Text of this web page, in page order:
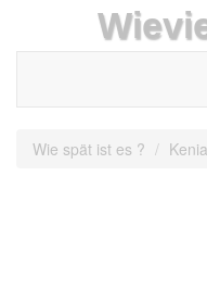
Wie spät ist es ? Kenia